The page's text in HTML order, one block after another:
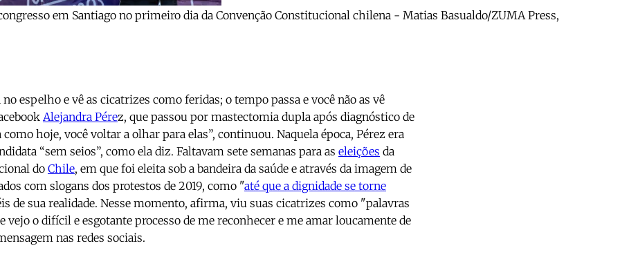
em Santiago no primeiro dia da Convenção Constitucional chilena - Matias Basualdo/ZUMA Press,
espelho e vê as cicatrizes como feridas; o tempo passa e você não as vê
Alejandra Pérez, que passou por mastectomia dupla após diagnóstico de
como hoje, você voltar a olhar para elas”, continuou. Naquela época, Pérez era
“sem seios”, como ela diz. Faltavam sete semanas para as eleições da
do Chile, em que foi eleita sob a bandeira da saúde e através da imagem de
com slogans dos protestos de 2019, como "até que a dignidade se torne
de sua realidade. Nesse momento, afirma, viu suas cicatrizes como "palavras
vejo o difícil e esgotante processo de me reconhecer e me amar loucamente de
nas redes sociais.